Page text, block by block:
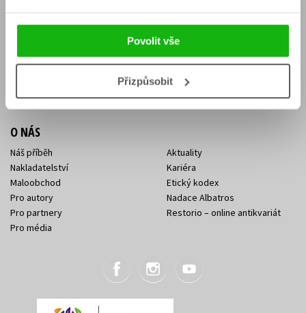
Povolit vše
Přizpůsobit
KONTAKTY
Sídlo společnosti
Kontakty Albatros Media
O NÁS
Náš příběh
Nakladatelství
Maloobchod
Pro autory
Pro partnery
Pro média
Aktuality
Kariéra
Etický kodex
Nadace Albatros
Restorio – online antikvariát